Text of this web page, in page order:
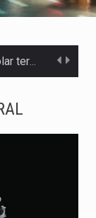
Una jornada escolar terminó en tragedia este viernes 7 de…